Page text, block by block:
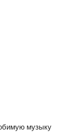
музыку